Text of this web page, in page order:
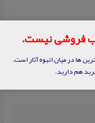
فروشی نیست.
ها در میان انبوه آثار است.
هم دارید.